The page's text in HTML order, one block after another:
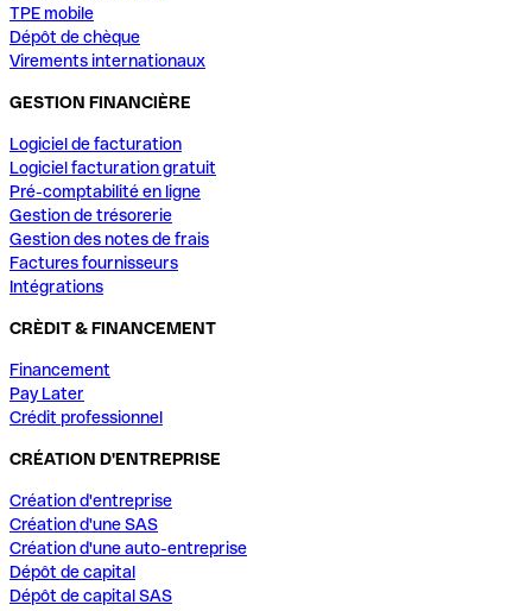
TPE mobile
Dépôt de chèque
Virements internationaux
GESTION FINANCIÈRE
Logiciel de facturation
Logiciel facturation gratuit
Pré-comptabilité en ligne
Gestion de trésorerie
Gestion des notes de frais
Factures fournisseurs
Intégrations
CRÈDIT & FINANCEMENT
Financement
Pay Later
Crédit professionnel
CRÉATION D'ENTREPRISE
Création d'entreprise
Création d'une SAS
Création d'une auto-entreprise
Dépôt de capital
Dépôt de capital SAS